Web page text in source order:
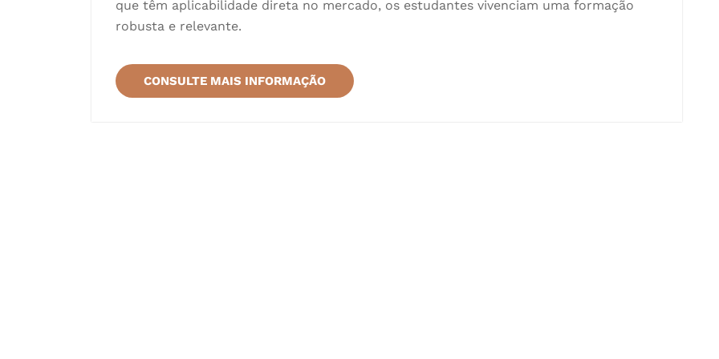
que têm aplicabilidade direta no mercado, os estudantes vivenciam uma formação
robusta e relevante.
CONSULTE MAIS INFORMAÇÃO